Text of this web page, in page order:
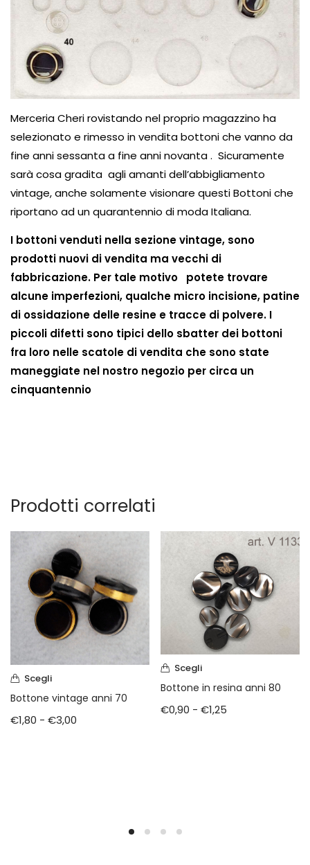
Merceria Cheri rovistando nel proprio magazzino ha
selezionato e rimesso in vendita bottoni che vanno da
fine anni sessanta a fine anni novanta . Sicuramente
sarà cosa gradita agli amanti dell’abbigliamento
vintage, anche solamente visionare questi Bottoni che
riportano ad un quarantennio di moda Italiana.
I bottoni venduti nella sezione vintage, sono
prodotti nuovi di vendita ma vecchi di
fabbricazione. Per tale motivo potete trovare
alcune imperfezioni, qualche micro incisione, patine
di ossidazione delle resine e tracce di polvere. I
piccoli difetti sono tipici dello sbatter dei bottoni
fra loro nelle scatole di vendita che sono state
maneggiate nel nostro negozio per circa un
cinquantennio
Prodotti correlati
Scegli
Bottone vintage anni 70
€1,80 - €3,00
Scegli
Bottone in resina anni 80
€0,90 - €1,25